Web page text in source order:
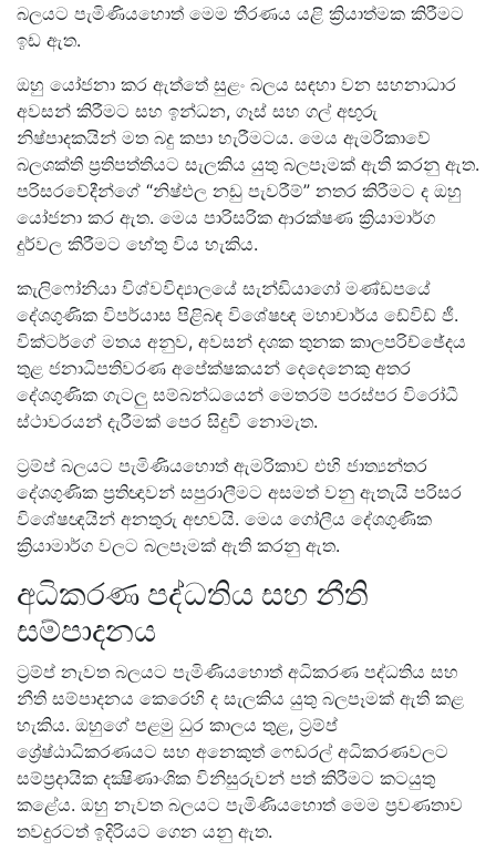
බලයට පැමිණියහොත් මෙම තීරණය යළි ක්‍රියාත්මක කිරීමට
ඉඩ ඇත.
ඔහු යෝජනා කර ඇත්තේ සුළං බලය සඳහා වන සහනාධාර
අවසන් කිරීමට සහ ඉන්ධන, ගෑස් සහ ගල් අඟුරු
නිෂ්පාදකයින් මත බදු කපා හැරීමටය. මෙය ඇමරිකාවේ
බලශක්ති ප්‍රතිපත්තියට සැලකිය යුතු බලපෑමක් ඇති කරනු ඇත.
පරිසරවේදීන්ගේ “නිෂ්ඵල නඩු පැවරීම්” නතර කිරීමට ද ඔහු
යෝජනා කර ඇත. මෙය පාරිසරික ආරක්ෂණ ක්‍රියාමාර්ග
දුර්වල කිරීමට හේතු විය හැකිය.
කැලිෆෝනියා විශ්වවිද්‍යාලයේ සැන්ඩියාගෝ මණ්ඩපයේ
දේශගුණික විපර්යාස පිළිබඳ විශේෂඥ මහාචාර්ය ඩේවිඩ් ජී.
වික්ටර්ගේ මතය අනුව, අවසන් දශක තුනක කාලපරිච්ඡේදය
තුළ ජනාධිපතිවරණ අපේක්ෂකයන් දෙදෙනෙකු අතර
දේශගුණික ගැටලු සම්බන්ධයෙන් මෙතරම් පරස්පර විරෝධී
ස්ථාවරයන් දැරීමක් පෙර සිදුවී නොමැත.
ට්‍රම්ප් බලයට පැමිණියහොත් ඇමරිකාව එහි ජාත්‍යන්තර
දේශගුණික ප්‍රතිඥාවන් සපුරාලීමට අසමත් වනු ඇතැයි පරිසර
විශේෂඥයින් අනතුරු අඟවයි. මෙය ගෝලීය දේශගුණික
ක්‍රියාමාර්ග වලට බලපෑමක් ඇති කරනු ඇත.
අධිකරණ පද්ධතිය සහ නීති
සම්පාදනය
ට්‍රම්ප් නැවත බලයට පැමිණියහොත් අධිකරණ පද්ධතිය සහ
නීති සම්පාදනය කෙරෙහි ද සැලකිය යුතු බලපෑමක් ඇති කළ
හැකිය. ඔහුගේ පළමු ධුර කාලය තුළ, ට්‍රම්ප්
ශ්‍රේෂ්ඨාධිකරණයට සහ අනෙකුත් ෆෙඩරල් අධිකරණවලට
සම්ප්‍රදායික දක්‍ෂිණාංශික​ විනිසුරුවන් පත් කිරීමට කටයුතු
කළේය. ඔහු නැවත බලයට පැමිණියහොත් මෙම ප්‍රවණතාව
තවදුරටත් ඉදිරියට ගෙන යනු ඇත.